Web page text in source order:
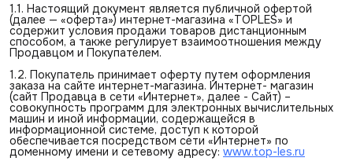
1.1. Настоящий документ является публичной офертой
(далее — «оферта») интернет-магазина «TOPLES» и
содержит условия продажи товаров дистанционным
способом, а также регулирует взаимоотношения между
Продавцом и Покупателем.
1.2. Покупатель принимает оферту путем оформления
заказа на сайте интернет-магазина. Интернет- магазин
(сайт Продавца в сети «Интернет», далее - Сайт) –
совокупность программ для электронных вычислительных
машин и иной информации, содержащейся в
информационной системе, доступ к которой
обеспечивается посредством сети «Интернет» по
доменному имени и сетевому адресу: www.top-les.ru